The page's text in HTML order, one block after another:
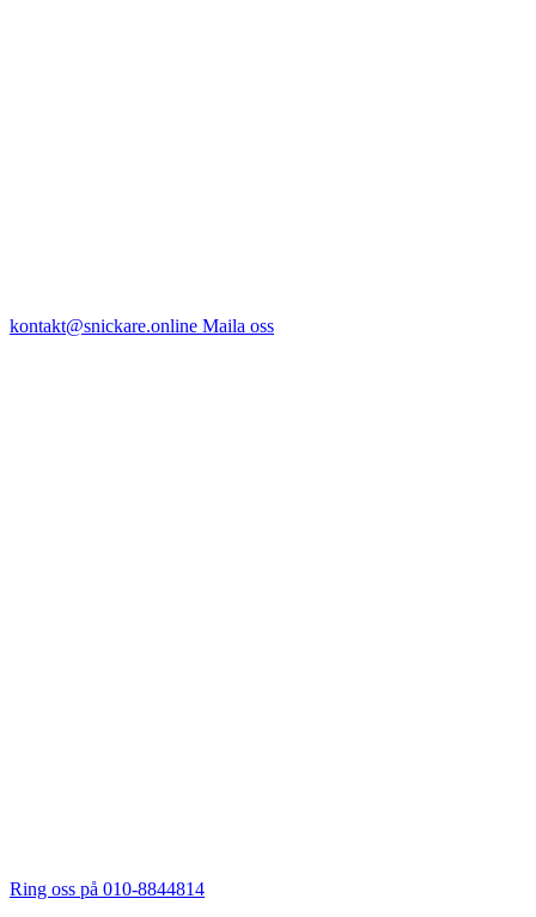
kontakt@snickare.online Maila oss
Ring oss på 010-8844814